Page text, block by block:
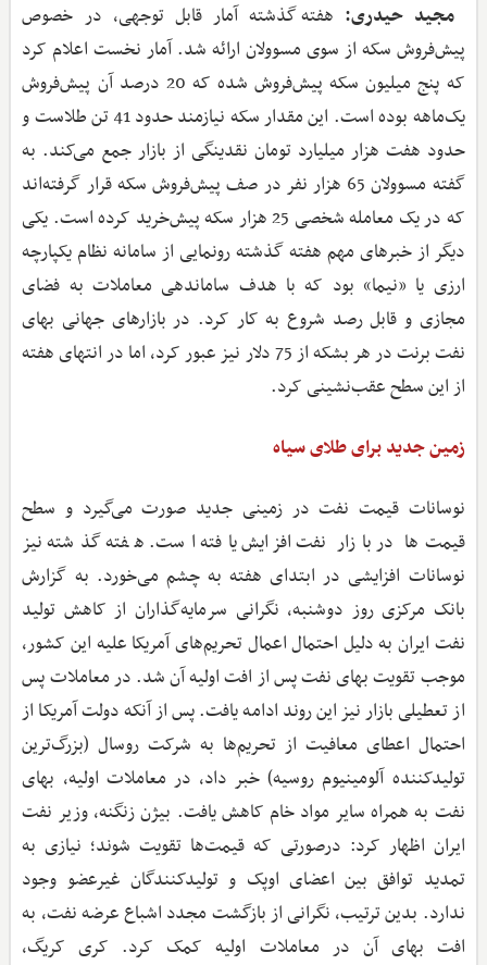
مجید حیدری: هفته گذشته آمار قابل توجهی، در خصوص
پیش‌فروش سکه از سوی مسوولان ارائه شد. آمار نخست اعلام کرد
که پنج میلیون سکه پیش‌فروش شده که 20 درصد آن پیش‌فروش
یک‌ماهه بوده است. این مقدار سکه نیازمند حدود 41 تن طلاست و
حدود هفت هزار میلیارد تومان نقدینگی از بازار جمع می‌کند. به
گفته مسوولان 65 هزار نفر در صف پیش‌فروش سکه قرار گرفته‌اند
که در یک معامله شخصی 25 هزار سکه پیش‌خرید کرده است. یکی
دیگر از خبرهای مهم هفته گذشته رونمایی از سامانه نظام یکپارچه
ارزی یا «نیما» بود که با هدف ساماندهی معاملات به فضای
مجازی و قابل رصد شروع به کار کرد. در بازارهای جهانی بهای
نفت برنت در هر بشکه از 75 دلار نیز عبور کرد، اما در انتهای هفته
از این سطح عقب‌نشینی کرد.
زمین جدید برای طلای سیاه
نوسانات قیمت نفت در زمینی جدید صورت می‌گیرد و سطح
قیمت‌ها در بازار نفت افزایش یافته است. هفته گذشته نیز
نوسانات افزایشی در ابتدای هفته به چشم می‌خورد. به گزارش
بانک مرکزی روز دوشنبه، نگرانی سرمایه‌گذاران از کاهش تولید
نفت ایران به دلیل احتمال اعمال تحریم‌های آمریکا علیه این کشور،
موجب تقویت بهای نفت پس از افت اولیه آن شد. در معاملات پس
از تعطیلی بازار نیز این روند ادامه یافت. پس از آنکه دولت آمریکا از
احتمال اعطای معافیت از تحریم‌ها به شرکت روسال (بزرگ‌ترین
تولیدکننده آلومینیوم روسیه) خبر داد، در معاملات اولیه، بهای
نفت به همراه سایر مواد خام کاهش یافت. بیژن زنگنه، وزیر نفت
ایران اظهار کرد: درصورتی که قیمت‌ها تقویت شوند؛ نیازی به
تمدید توافق بین اعضای اوپک و تولیدکنندگان غیرعضو وجود
ندارد. بدین ترتیب، نگرانی از بازگشت مجدد اشباع عرضه نفت، به
افت بهای آن در معاملات اولیه کمک کرد. کری کریگ،